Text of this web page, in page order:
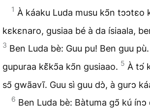
1 À káaku Luda musu kↄ̃n tↄↄtɛo
kɛkɛnaro, gusiaa bé à da ísiaala,
3 Ben Luda bè: Guu pu! Ben guu pù.
gupuraa kɛ̃̀kↄ̃a kↄ̃n gusiaao. 5 À tↄ́
sↄ̃ gwãavĩ. Guu sì guu dↄ̀, à gurↄ
6 Ben Luda bè: Bàtuma gↄ̃ kú